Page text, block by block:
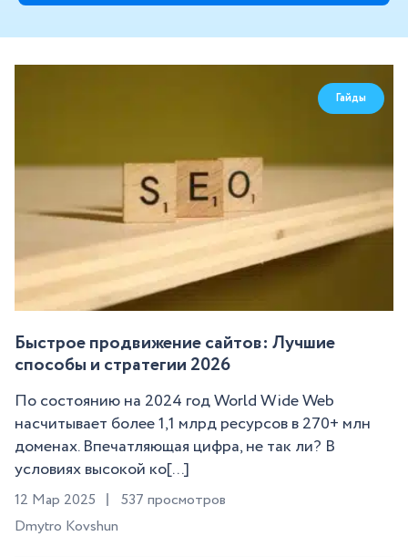
Гайды
Быстрое продвижение сайтов: Лучшие
способы и стратегии 2026
По состоянию на 2024 год World Wide Web
насчитывает более 1,1 млрд ресурсов в 270+ млн
доменах. Впечатляющая цифра, не так ли? В
условиях высокой ко[...]
12 Мар 2025
537 просмотров
Dmytro Kovshun